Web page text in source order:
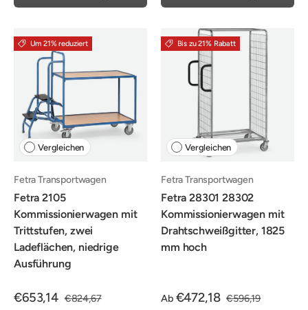
Um 21% reduziert
Vergleichen
Fetra Transportwagen
Fetra 2105
Kommissionierwagen mit
Trittstufen, zwei
Ladeflächen, niedrige
Ausführung
€653,14 €824,67
Bis zu 21% Rabatt
Vergleichen
Fetra Transportwagen
Fetra 28301 28302
Kommissionierwagen mit
Drahtschweißgitter, 1825
mm hoch
Ab €472,18 €596,19